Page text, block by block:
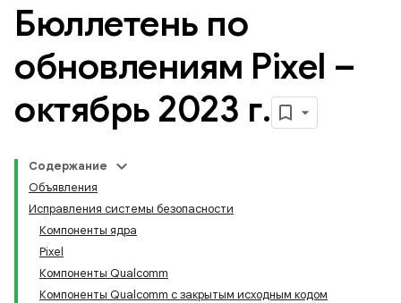
Бюллетень по
обновлениям Pixel –
октябрь 2023 г.
Содержание
Объявления
Исправления системы безопасности
Компоненты ядра
Pixel
Компоненты Qualcomm
Компоненты Qualcomm с закрытым исходным кодом